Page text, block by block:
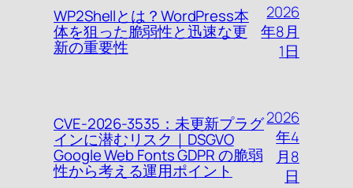
WP2Shellとは？WordPress本
体を狙った脆弱性と迅速な更
新の重要性
2026
年8月
1日
CVE-2026-3535：未更新プラグ
インに潜むリスク｜DSGVO
Google Web Fonts GDPR の脆弱
性から考える運用ポイント
2026
年4
月8
日